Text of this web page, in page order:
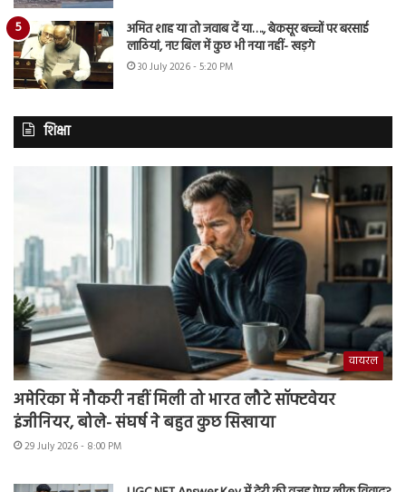
अमित शाह या तो जवाब दें या…., बेकसूर बच्चों पर बरसाई
लाठियां, नए बिल में कुछ भी नया नहीं- खड़गे
30 July 2026 - 5:20 PM
शिक्षा
वायरल
अमेरिका में नौकरी नहीं मिली तो भारत लौटे सॉफ्टवेयर
इंजीनियर, बोले- संघर्ष ने बहुत कुछ सिखाया
29 July 2026 - 8:00 PM